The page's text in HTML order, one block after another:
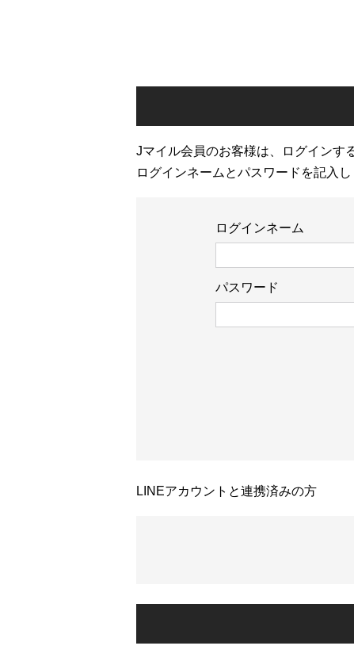
Jマイル会員のお客様は、ログインす
ログインネームとパスワードを記入
ログインネーム
パスワード
LINEアカウントと連携済みの方